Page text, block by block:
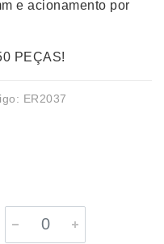
e acionamento por
PEÇAS!
ER2037